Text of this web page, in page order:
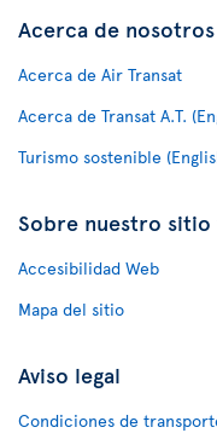
Acerca de nosotros
Acerca de Air Transat
Acerca de Transat A.T.
Turismo sostenible
Sobre nuestro sitio
Accesibilidad Web
Mapa del sitio
Aviso legal
Condiciones de